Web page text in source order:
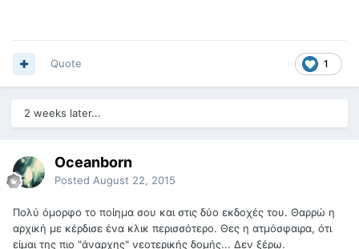
1
Quote
2 weeks later...
Oceanborn
Posted August 22, 2015
Πολύ όμορφο το ποίημα σου και στις δύο εκδοχές του. Θαρρώ η
αρχική με κέρδισε ένα κλικ περισσότερο. Θες η ατμόσφαιρα, ότι
είμαι της πιο "άναρχης" νεοτερικής δομής... Δεν ξέρω.